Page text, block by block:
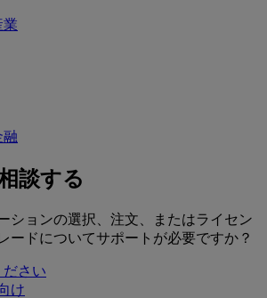
業
融
談する
ションの選択、注文、またはライセン
ードについてサポートが必要ですか？
ださい
け